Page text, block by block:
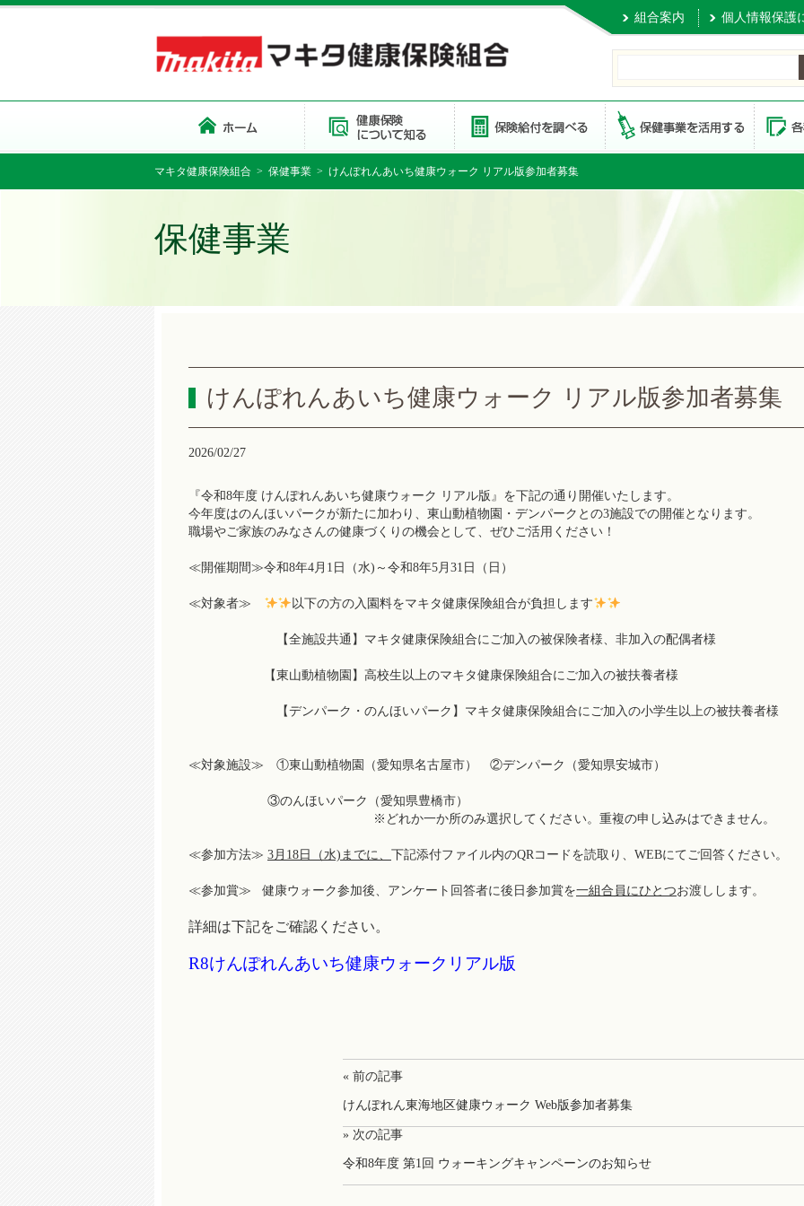
組合案内 個人情報保護
マキタ健康保険組合 > 保健事業 > けんぽれんあいち健康ウォーク リアル版参加者募集
保健事業
けんぽれんあいち健康ウォーク リアル版参加者募集
2026/02/27
『令和8年度 けんぽれんあいち健康ウォーク リアル版』を下記の通り開催いたします。
今年度はのんほいパークが新たに加わり、東山動植物園・デンパークとの3施設での開催となります。
職場やご家族のみなさんの健康づくりの機会として、ぜひご活用ください！
≪開催期間≫令和8年4月1日（水)～令和8年5月31日（日）
≪対象者≫ 以下の方の入園料をマキタ健康保険組合が負担します
【全施設共通】マキタ健康保険組合にご加入の被保険者様、非加入の配偶者様
【東山動植物園】高校生以上のマキタ健康保険組合にご加入の被扶養者様
【デンパーク・のんほいパーク】マキタ健康保険組合にご加入の小学生以上の被扶
≪対象施設≫ ①東山動植物園（愛知県名古屋市） ②デンパーク（愛知県安城市）
③のんほいパーク（愛知県豊橋市）
※どれか一か所のみ選択してください。重複の申し込みはできません。
≪参加方法≫ 3月18日（水)までに、 下記添付ファイル内のQRコードを読取り、WEBにてご回答ください。
≪参加賞≫ 健康ウォーク参加後、アンケート回答者に後日参加賞を一組合員にひとつお渡しします。
詳細は下記をご確認ください。
R8けんぽれんあいち健康ウォークリアル版
« 前の記事
けんぽれん東海地区健康ウォーク Web版参加者募集
» 次の記事
令和8年度 第1回 ウォーキングキャンペーンのお知らせ